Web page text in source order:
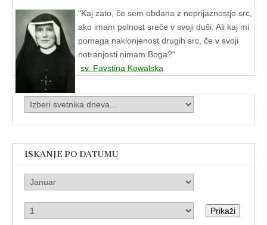
"Kaj zato, če sem obdana z neprijaznostjo src,
ako imam polnost sreče v svoji duši. Ali kaj mi
pomaga naklonjenost drugih src, če v svoji
notranjosti nimam Boga?"
sv. Favstina Kowalska
ISKANJE PO DATUMU
Prikaži